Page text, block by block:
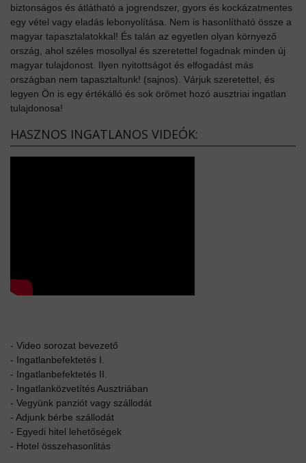
biztonságos és átlátható a jogrendszer, gyors és kockázatmentes
egy vétel vagy eladás lebonyolítása. Nem is hasonlítható össze a
magyar tapasztalatokkal! És talán az egyetlen olyan környező
ország, ahol széles mosollyal és szeretettel fogadnak minden új
magyar tulajdonost. Ilyen nyitottságot és elfogadást más
országban nem tapasztaltunk! (sajnos). Várjuk szeretettel, és
legyen Ön is egy értékálló és sok örömet hozó ausztriai ingatlan
tulajdonosa!
HASZNOS INGATLANOS VIDEÓK:
- Video sorozat bevezető
- Ingatlanbefektetés I.
- Ingatlanbefektetés II.
- Ingatlanközvetítés Ausztriában
- Vegyünk panziót vagy szállodát
- Adjunk bérbe szállodát
- Egyedi hitel lehetőségek
- Hotel összehasonlitás